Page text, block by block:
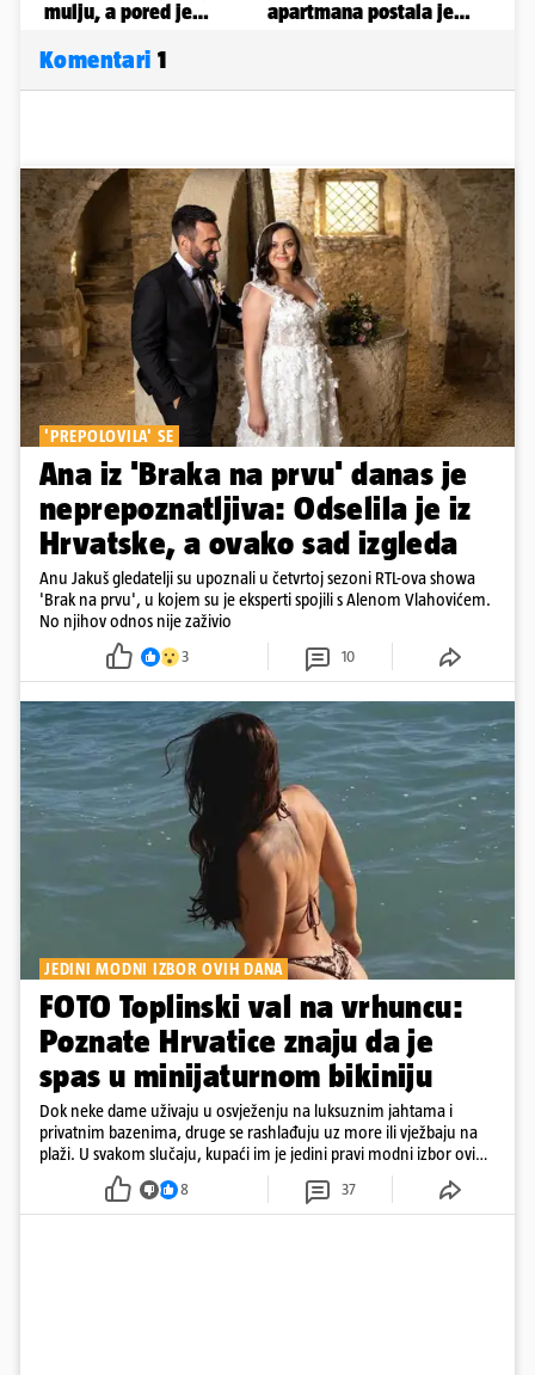
Komentari 1
'PREPOLOVILA' SE
Ana iz 'Braka na prvu' danas je
neprepoznatljiva: Odselila je iz
Hrvatske, a ovako sad izgleda
Anu Jakuš gledatelji su upoznali u četvrtoj sezoni RTL-ova showa
'Brak na prvu', u kojem su je eksperti spojili s Alenom Vlahovićem.
No njihov odnos nije zaživio
3 10
JEDINI MODNI IZBOR OVIH DANA
FOTO Toplinski val na vrhuncu:
Poznate Hrvatice znaju da je
spas u minijaturnom bikiniju
Dok neke dame uživaju u osvježenju na luksuznim jahtama i
privatnim bazenima, druge se rashlađuju uz more ili vježbaju na
plaži. U svakom slučaju, kupaći im je jedini pravi modni izbor ovih
8 37